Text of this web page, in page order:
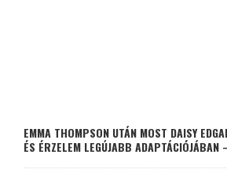
EMMA THOMPSON UTÁN MOST DAISY
ÉS ÉRZELEM LEGÚJABB ADAPTÁCIÓJÁBAN